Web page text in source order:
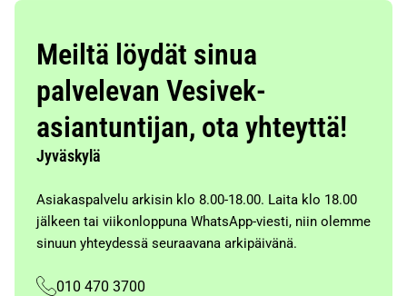
Meiltä löydät sinua
palvelevan Vesivek-
asiantuntijan, ota yhteyttä!
Jyväskylä
Asiakaspalvelu arkisin klo 8.00-18.00. Laita klo 18.00
jälkeen tai viikonloppuna WhatsApp-viesti, niin olemme
sinuun yhteydessä seuraavana arkipäivänä.
010 470 3700